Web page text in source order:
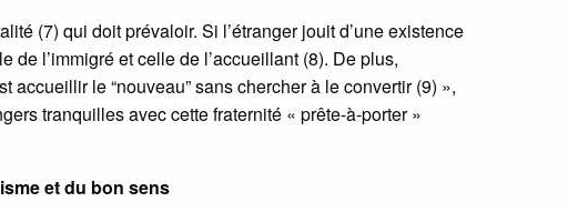
(7) qui doit prévaloir. Si l’étranger jouit d’une existence
l’immigré et celle de l’accueillant (8). De plus,
accueillir le “nouveau” sans chercher à le convertir (9) »,
tranquilles avec cette fraternité « prête-à-porter »
et du bon sens